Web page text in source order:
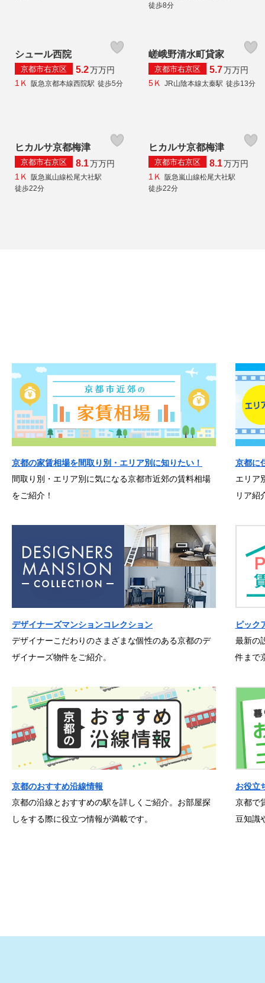
徒歩8分
シュール西院
京都市右京区 5.2万万円
1Ｋ 阪急京都本線西院駅 徒歩5分
嵯峨野清水町貸家
京都市右京区 5.7万万円
5Ｋ JR山陰本線太秦駅 徒歩13分
ヒカルサ京都梅津
京都市右京区 8.1万万円
1Ｋ
阪急嵐山線松尾大社駅
徒歩22分
ヒカルサ京都梅津
京都市右京区 8.1万万円
1Ｋ
阪急嵐山線松尾大社駅
徒歩22分
京都の家賃相場を間取り別・エリア別に知りたい！
間取り別・エリア別に気になる京都市近郊の賃料相場
をご紹介！
京都に
エリア
リア紹
デザイナーズマンションコレクション
デザイナーこだわりのさまざまな個性のある京都のデ
ザイナーズ物件をご紹介。
ピック
最新の
件まで
京都のおすすめ沿線情報
京都の沿線とおすすめの駅を詳しくご紹介。お部屋探
しをする際に役立つ情報が満載です。
お役立
京都で
豆知識